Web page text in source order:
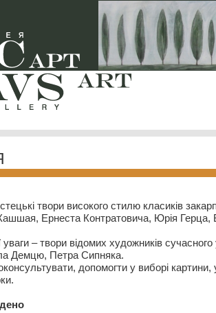
твори високого стилю класиків
Ернеста Контратовича, Юрія
– твори відомих художників
Демцю, Петра Сипняка.
допомогти у виборі картини,